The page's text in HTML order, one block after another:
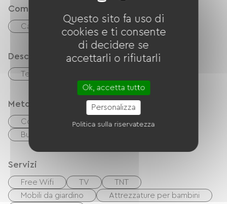
Comfort
Caminetto
Descrizione
Terrazzo
Metodi di pagamento
Controlli
contanti
Buoni vacanza (ANCV)
Servizi
Free Wifi TV
TNT
Mobili da giardino
Attrezzature per bambini
Questo sito fa uso di
cookies e ti consente
di decidere se
accettarli o rifiutarli
Ok, accetta tutto
Personalizza
Politica sulla riservatezza